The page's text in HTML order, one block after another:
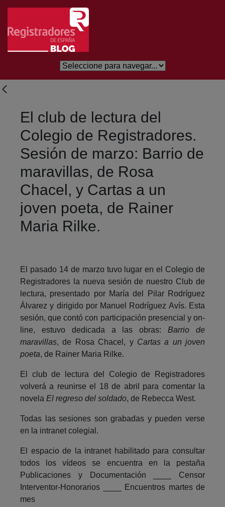
Saltar al contenido principal
El club de lectura del
Colegio de Registradores.
Sesión de marzo: Barrio de
maravillas, de Rosa
Chacel, y Cartas a un
joven poeta, de Rainer
Maria Rilke.
El pasado 14 de marzo tuvo lugar en el Colegio de
Registradores la nueva sesión de nuestro Club de
lectura, presentado por María del Pilar Rodríguez
Álvarez y dirigido por Manuel Rodríguez Avís. Esta
sesión, que contó con participación presencial y on-
line, estuvo dedicada a las obras:Barrio de
maravillas, de Rosa Chacel, y Cartas a un joven
poeta, de Rainer Maria Rilke.
El club de lectura del Colegio de Registradores
volverá a reunirse el 18 de abril para comentar la
novela El regreso del soldado, de Rebecca West.
Todas las sesiones son grabadas y pueden verse
en la intranet colegial.
El espacio de la intranet habilitado para consultar
todos los vídeos se encuentra en la pestaña
Publicaciones y Documentación ____ Censor
Interventor-Honorarios ____ Encuentros martes de
mes